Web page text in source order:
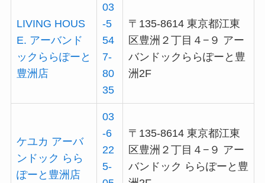
LIVING HOUS
E. アーバンド
ックららぽーと
豊洲店
03
-5
54
7-
80
35
〒135-8614 東京都江東
区豊洲２丁目４−９ アー
バンドックららぽーと豊
洲2F
ケユカ アーバ
ンドック らら
ぽーと豊洲店
03
-6
22
5-
〒135-8614 東京都江東
区豊洲２丁目４−９ アー
バンドック ららぽーと豊